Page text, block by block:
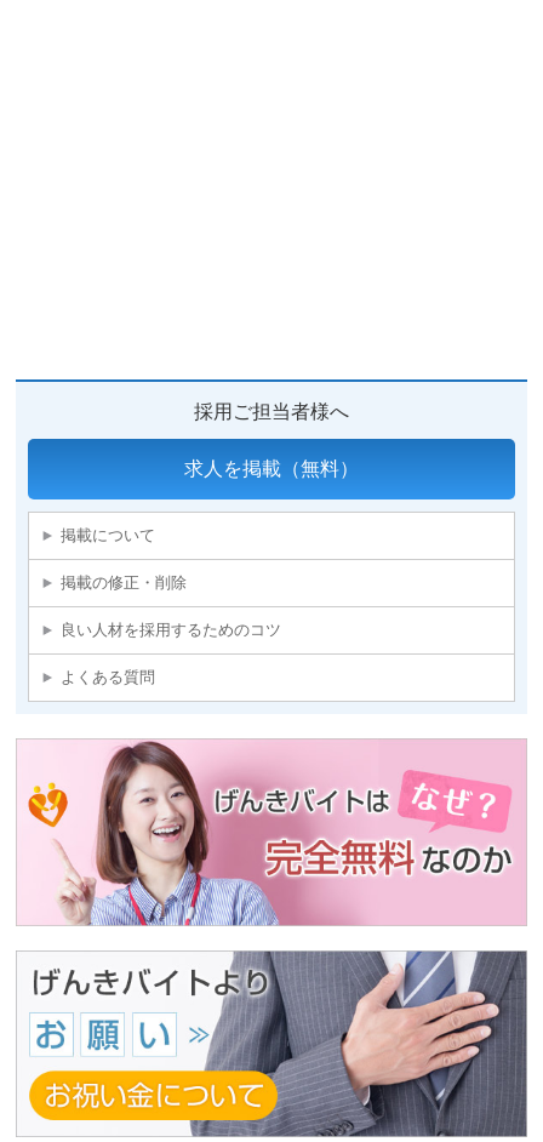
採用ご担当者様へ
求人を掲載（無料）
掲載について
掲載の修正・削除
良い人材を採用するためのコツ
よくある質問